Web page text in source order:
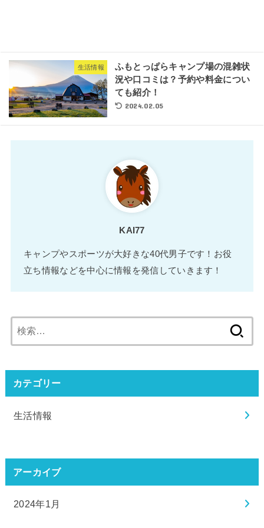
生活情報
ふもとっぱらキャンプ場の混雑状
況や口コミは？予約や料金につい
ても紹介！
2024.02.05
KAI77
キャンプやスポーツが大好きな40代男子です！お役
立ち情報などを中心に情報を発信していきます！
索:
カテゴリー
生活情報
アーカイブ
2024年1月